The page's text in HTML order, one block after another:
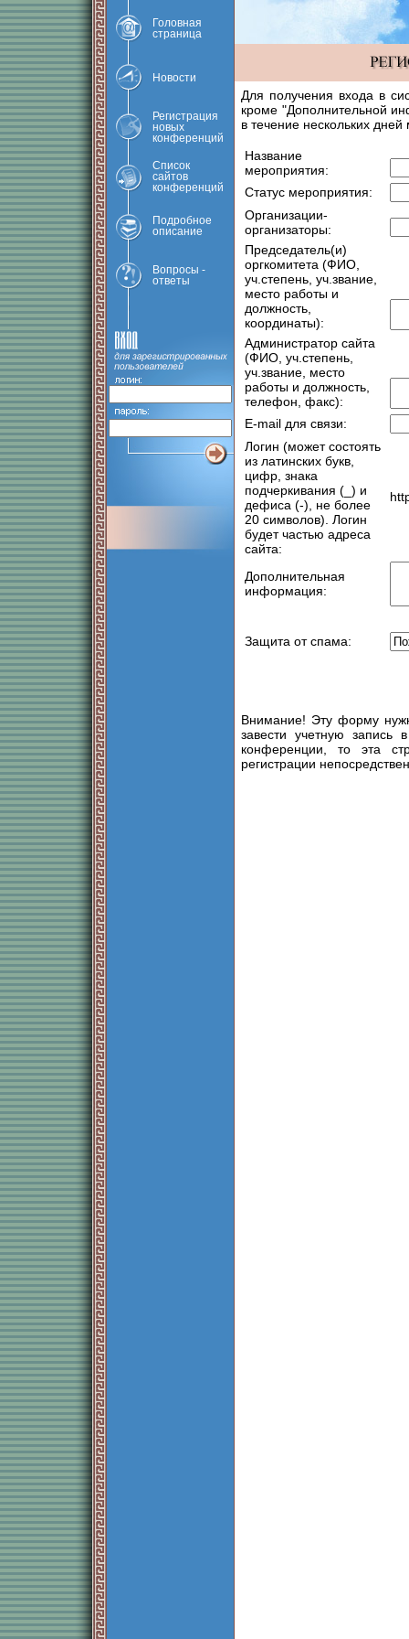
Головная
страница
Новости
Регистрация
новых
конференций
Список
сайтов
конференций
Подробное
описание
Вопросы -
ответы
Для получения входа в
кроме "Дополнительной
в течение нескольких
Название
мероприятия:
Статус мероприятия:
Организации-
организаторы:
Председатель(и)
оргкомитета (ФИО,
уч.степень, уч.звание,
место работы и
должность,
координаты):
Администратор сайта
(ФИО, уч.степень,
уч.звание, место
работы и должность,
телефон, факс):
E-mail для связи:
Логин (может состоять
из латинских букв,
цифр, знака
подчеркивания (_) и
дефиса (-), не более
20 символов). Логин
будет частью адреса
сайта:
Дополнительная
информация:
Защита от спама:
Внимание! Эту форму
завести учетную запись
конференции, то эта
регистрации